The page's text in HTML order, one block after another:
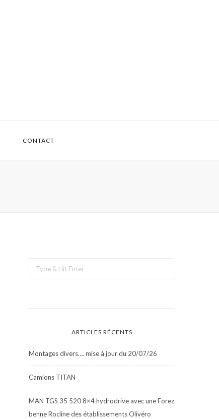
CONTACT
ARTICLES RÉCENTS
Montages divers…. mise à jour du 20/07/26
Camions TITAN
MAN TGS 35 520 8×4 hydrodrive avec une Forez
benne Rocline des établissements Olivéro